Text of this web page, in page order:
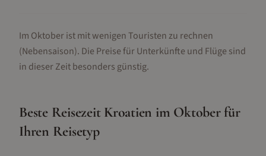
Im Oktober ist mit wenigen Touristen zu rechnen
(Nebensaison). Die Preise für Unterkünfte und Flüge sind
in dieser Zeit besonders günstig.
Beste Reisezeit Kroatien im Oktoberfür
Ihren Reisetyp